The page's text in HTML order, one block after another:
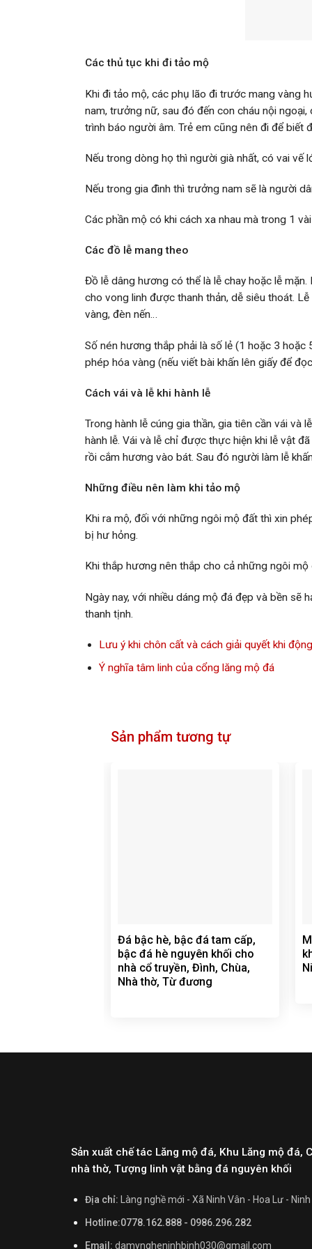
Các thủ tục khi đi tảo mộ
Khi đi tảo mộ, các phụ lão đi trước mang vàng
nam, trưởng nữ, sau đó đến con cháu nội
trình báo người âm. Trẻ em cũng nên đi để biết
Nếu trong dòng họ thì người già nhất, có vai vế
Nếu trong gia đình thì trưởng nam sẽ là người
Các phần mộ có khi cách xa nhau mà trong 1
Các đồ lễ mang theo
Đồ lễ dâng hương có thể là lễ chay hoặc lễ
cho vong linh được thanh thản, dễ siêu thoát.
vàng, đèn nến…
Số nén hương thắp phải là số lẻ (1 hoặc 3
phép hóa vàng (nếu viết bài khấn lên giấy để
Cách vái và lễ khi hành lễ
Trong hành lễ cúng gia thần, gia tiên cần vái và
hành lễ. Vái và lễ chỉ được thực hiện khi lễ vật
rồi cắm hương vào bát. Sau đó người làm lễ
Những điều nên làm khi tảo mộ
Khi ra mộ, đối với những ngôi mộ đất thì xin
bị hư hỏng.
Khi thắp hương nên thắp cho cả những ngôi mộ
Ngày nay, với nhiều dáng mộ đá đẹp và bền
thanh tịnh.
Lưu ý khi chôn cất và cách giải quyết khi
Ý nghĩa tâm linh của cổng lăng mộ đá
Sản phẩm tương tự
Đá bậc hè, bậc đá tam cấp,
bậc đá hè nguyên khối cho
nhà cổ truyền, Đình, Chùa,
Nhà thờ, Từ đương
Sản xuất chế tác Lăng mộ đá, Khu Lăng mộ đá,
nhà thờ, Tượng linh vật bằng đá nguyên khối
Địa chỉ: Làng nghề mới - Xã Ninh Vân - Hoa Lư -
Hotline:0778.162.888 - 0986.296.282
Email: damyngheninhbinh030@gmail.com